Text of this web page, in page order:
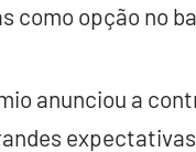
como opção no
anunciou a